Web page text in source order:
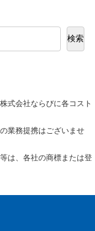
検索
式会社ならびに各コスト
業務提携はございませ
は、各社の商標または登